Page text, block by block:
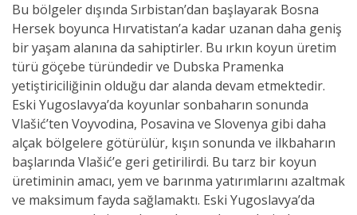
Bu bölgeler dışında Sırbistan’dan başlayarak Bosna
Hersek boyunca Hırvatistan’a kadar uzanan daha geniş
bir yaşam alanına da sahiptirler. Bu ırkın koyun üretim
türü göçebe türündedir ve Dubska Pramenka
yetiştiriciliğinin olduğu dar alanda devam etmektedir.
Eski Yugoslavya’da koyunlar sonbaharın sonunda
Vlašić’ten Voyvodina, Posavina ve Slovenya gibi daha
alçak bölgelere götürülür, kışın sonunda ve ilkbaharın
başlarında Vlašić’e geri getirilirdi. Bu tarz bir koyun
üretiminin amacı, yem ve barınma yatırımlarını azaltmak
ve maksimum fayda sağlamaktı. Eski Yugoslavya’da